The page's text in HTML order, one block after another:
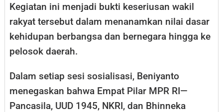
Kegiatan ini menjadi bukti keseriusan wakil
rakyat tersebut dalam menanamkan nilai dasar
kehidupan berbangsa dan bernegara hingga ke
pelosok daerah.
Dalam setiap sesi sosialisasi, Beniyanto
menegaskan bahwa Empat Pilar MPR RI—
Pancasila, UUD 1945, NKRI, dan Bhinneka